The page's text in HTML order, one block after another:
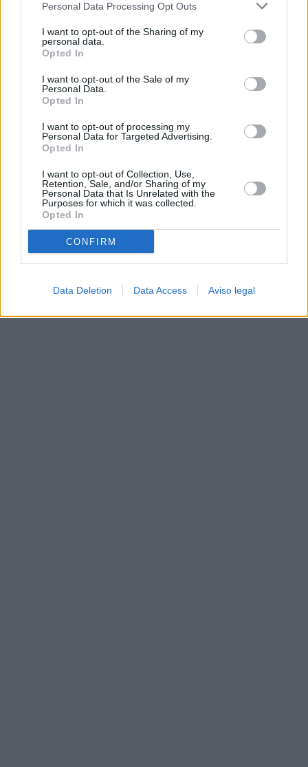
negar su consentimiento. Tenga en cuenta que algún
de su consentimiento, pero usted tiene el derecho de
rechazar tal procesamiento. Sus preferencias se aplicarán
cualquier momento entrando de nuevo en este sitio web o
visitando nuestra política de privacidad.
Personal Data Processing Opt Outs
I want to opt-out of the Sharing of my
personal data.
Opted In
I want to opt-out of the Sale of my
Personal Data.
Opted In
I want to opt-out of processing my
Personal Data for Targeted Advertising.
Opted In
I want to opt-out of Collection, Use,
Retention, Sale, and/or Sharing of my
Personal Data that Is Unrelated with the
Purposes for which it was collected.
Opted In
CONFIRM
Data Deletion Data Access Aviso legal